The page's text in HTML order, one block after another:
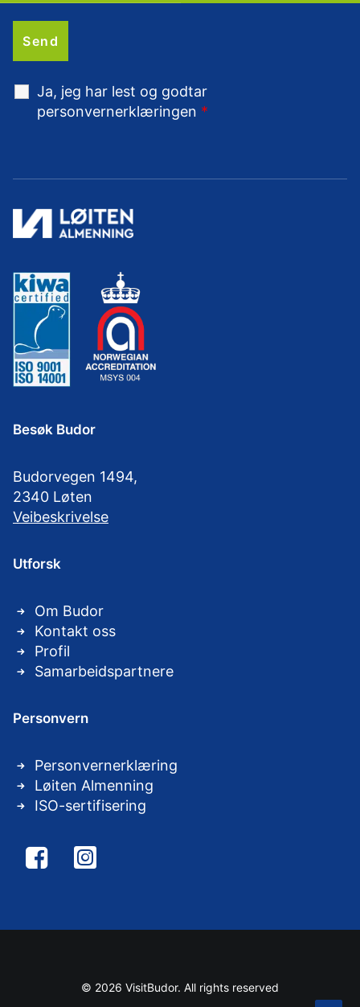
Ja, jeg har lest og godtar
personvernerklæringen *
Besøk Budor
Budorvegen 1494,
2340 Løten
Veibeskrivelse
Utforsk
Om Budor
Kontakt oss
Profil
Samarbeidspartnere
Personvern
Personvernerklæring
Løiten Almenning
ISO-sertifisering
© 2026 VisitBudor. All rights reserved